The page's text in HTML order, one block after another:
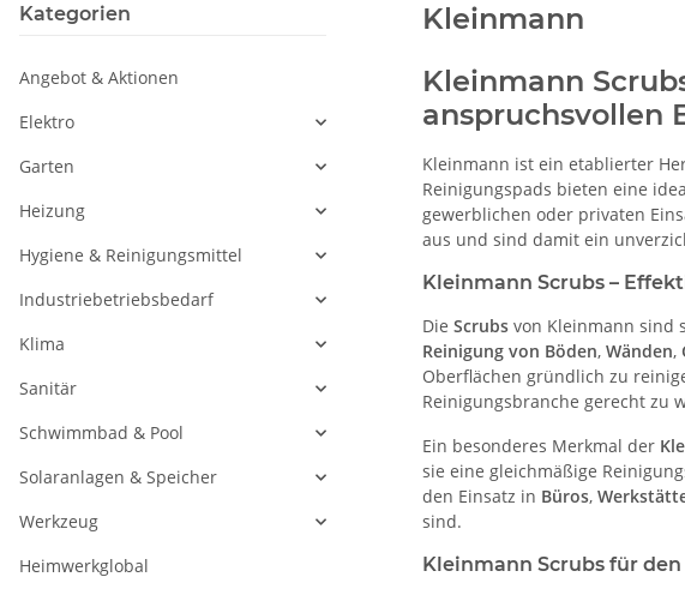
Kleinmann
Kleinmann
anspruchsvollen
Kleinmann ist ein etablierter
Reinigungspads bieten eine
gewerblichen oder privaten
aus und sind damit ein
Kleinmann Scrubs –
Die Scrubs von Kleinmann sind
Reinigung von Böden, Wänden,
Oberflächen gründlich zu
Reinigungsbranche gerecht zu
Ein besonderes Merkmal der
sie eine gleichmäßige
den Einsatz in Büros,
sind.
Kleinmann Scrubs für
Kategorien
Angebot & Aktionen
Elektro
Garten
Heizung
Hygiene & Reinigungsmittel
Industriebetriebsbedarf
Klima
Sanitär
Schwimmbad & Pool
Solaranlagen & Speicher
Werkzeug
Heimwerkglobal